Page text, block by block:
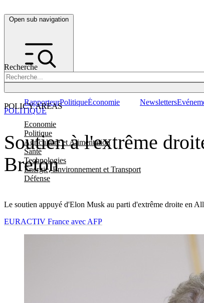
Open sub navigation
Recherche
POLICY AREAS
Economie
Politique
Agriculture et Alimentation
Santé
Technologies
Energie, Environnement et Transport
Défense
RapporteurPolitiqueÉconomie Newsletters
Soutien à l'extrême
Breton
Le soutien appuyé d'Elon Musk au parti d'extrême droite en
POLITIQUE
EURACTIV France avec AFP